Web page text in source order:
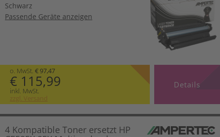
Schwarz
Passende Geräte anzeigen
o. MwSt. € 97,47
€ 115,99
inkl. MwSt.
zzgl. Versand
Details
4 Kompatible Toner ersetzt HP